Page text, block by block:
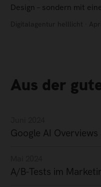
Design – sondern mit
Aus der
Google AI Overviews
A/B-Tests im